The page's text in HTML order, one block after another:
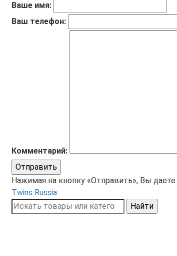
Ваше имя:
Ваш телефон:
Комментарий:
Отправить
Нажимая на кнопку «Отправить», Вы даете
Twins Russia
Найти